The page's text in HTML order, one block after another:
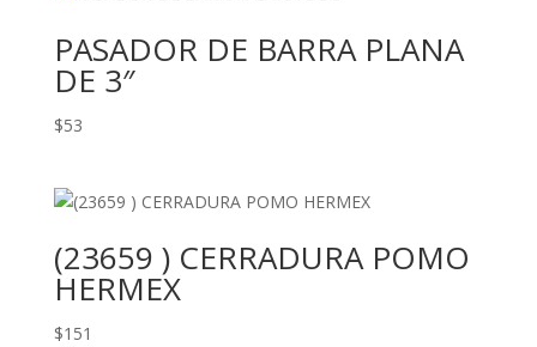
PASADOR DE BARRA PLANA
DE 3″
$53
(23659 ) CERRADURA POMO
HERMEX
$151